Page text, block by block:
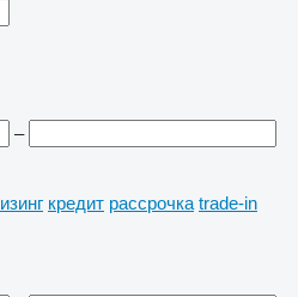
–
кредит рассрочка trade-in